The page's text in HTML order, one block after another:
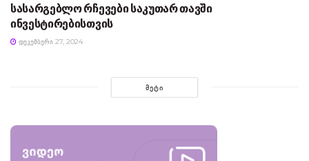
სასარგებლო რჩევები საკუთარ თავში
ინვესტირებისთვის
ᲓᲔᲙᲔᲛᲑᲔᲠᲘ 27, 2024
ᲛᲔᲢᲘ